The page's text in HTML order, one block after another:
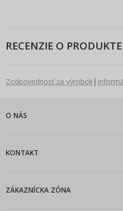
RECENZIE O PRODUKTE
Zodpovednosť za výrobok|
O NÁS
KONTAKT
ZÁKAZNÍCKA ZÓNA